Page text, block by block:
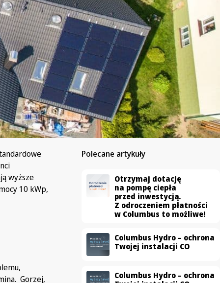
wyższe
10 kWp,
Gorzej,
Polecane artykuły
Otrzymaj dotację
na pompę ciepła
przed inwestycją.
Z odroczeniem płatności
w Columbus to możliwe!
Columbus Hydro – ochrona
Twojej instalacji CO
Columbus Hydro – ochrona